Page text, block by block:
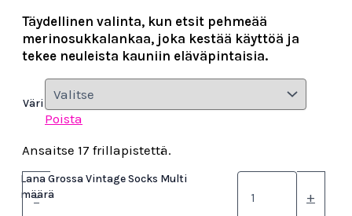
Täydellinen valinta, kun etsit pehmeää
merinosukkalankaa, joka kestää käyttöä ja
tekee neuleista kauniin eläväpintaisia.
Väri
Poista
Ansaitse 17 frillapistettä.
-
Lana Grossa Vintage Socks Multi
määrä
+